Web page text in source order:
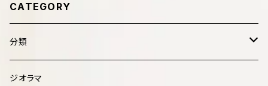
CATEGORY
分類
哺乳類 Mammalia
ジオラマ